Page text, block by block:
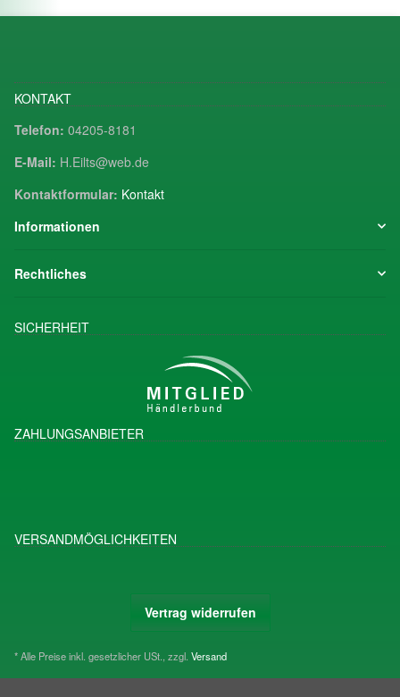
KONTAKT
Telefon: 04205-8181
E-Mail: H.Eilts@web.de
Kontaktformular: Kontakt
Informationen
Rechtliches
SICHERHEIT
ZAHLUNGSANBIETER
VERSANDMÖGLICHKEITEN
Vertrag widerrufen
* Alle Preise inkl. gesetzlicher USt., zzgl. Versand